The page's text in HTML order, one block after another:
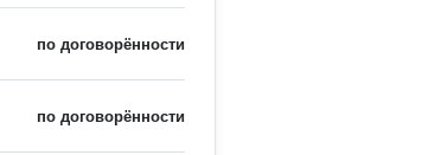
по договорённости
по договорённости